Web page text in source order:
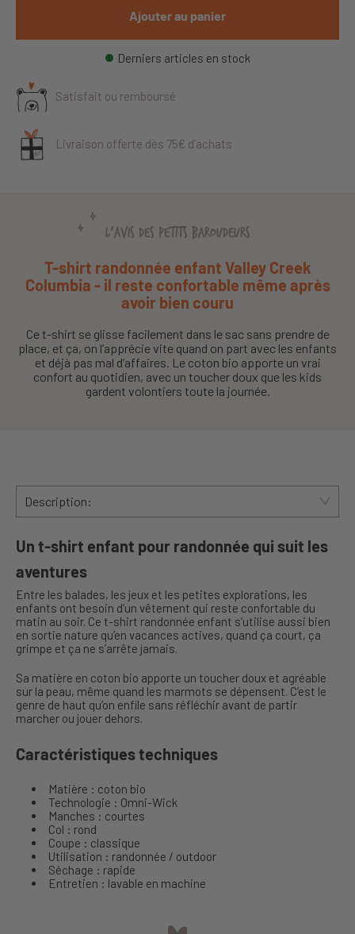
Ajouter au panier
Derniers articles en stock
Satisfait ou remboursé
Livraison offerte dès 75€ d’achats
L'AVIS DES PETITS BAROUDEURS
T-shirt randonnée enfant Valley Creek
Columbia - il reste confortable même après
avoir bien couru
Ce t-shirt se glisse facilement dans le sac sans prendre de
place, et ça, on l’apprécie vite quand on part avec les enfants
et déjà pas mal d’affaires. Le coton bio apporte un vrai
confort au quotidien, avec un toucher doux que les kids
gardent volontiers toute la journée.
Description:
Un t-shirt enfant pour randonnée qui suit les
aventures
Entre les balades, les jeux et les petites explorations, les
enfants ont besoin d’un vêtement qui reste confortable du
matin au soir. Ce t-shirt randonnée enfant s’utilise aussi bien
en sortie nature qu’en vacances actives, quand ça court, ça
grimpe et ça ne s’arrête jamais.
Sa matière en coton bio apporte un toucher doux et agréable
sur la peau, même quand les marmots se dépensent. C’est le
genre de haut qu’on enfile sans réfléchir avant de partir
marcher ou jouer dehors.
Caractéristiques techniques
Matière : coton bio
Technologie : Omni-Wick
Manches : courtes
Col : rond
Coupe : classique
Utilisation : randonnée / outdoor
Séchage : rapide
Entretien : lavable en machine